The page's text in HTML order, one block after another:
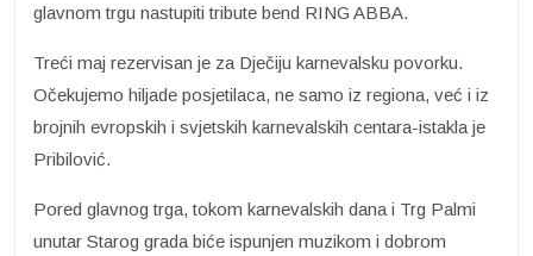
glavnom trgu nastupiti tribute bend RING ABBA.
Treći maj rezervisan je za Dječiju karnevalsku povorku.
Očekujemo hiljade posjetilaca, ne samo iz regiona, već i iz
brojnih evropskih i svjetskih karnevalskih centara-istakla je
Pribilović.
Pored glavnog trga, tokom karnevalskih dana i Trg Palmi
unutar Starog grada biće ispunjen muzikom i dobrom